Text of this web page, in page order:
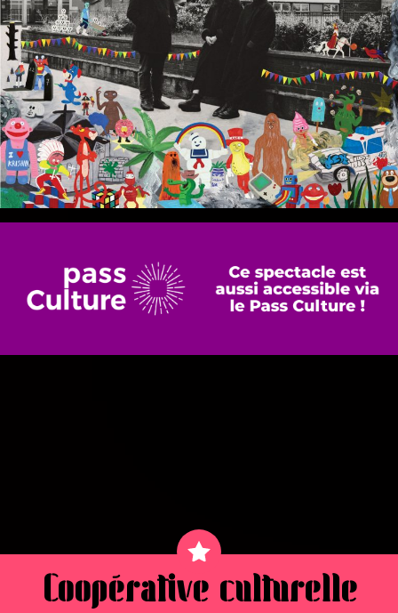
Coopérative culturelle